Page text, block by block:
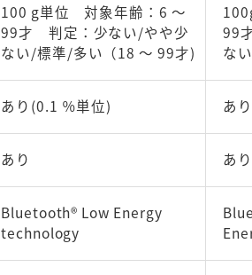
100 g単位 対象年齢：6 ～
99才 判定：少ない/やや少
ない/標準/多い（18 ～ 99才)
99
な
あり(0.1 ％単位) あ
あり あり
Bluetooth® Low Energy
technology